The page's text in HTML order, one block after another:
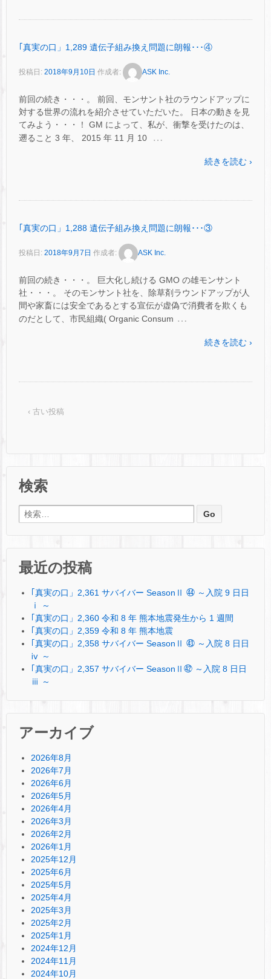
｢真実の口」1,289 遺伝子組み換え問題に朗報･･･④
投稿日: 2018年9月10日 作成者: ASK Inc.
前回の続き・・・。 前回、モンサント社のラウンドアップに
対する世界の流れを紹介させていただいた。 日本の動きを見
てみよう・・・！ GM によって、私が、衝撃を受けたのは、
遡ること 3 年、 2015 年 11 月 10
…
続きを読む ›
｢真実の口」1,288 遺伝子組み換え問題に朗報･･･③
投稿日: 2018年9月7日 作成者: ASK Inc.
前回の続き・・・。 巨大化し続ける GMO の雄モンサント
社・・・。 そのモンサント社を、除草剤ラウンドアップが人
間や家畜には安全であるとする宣伝が虚偽で消費者を欺くも
のだとして、市民組織( Organic Consum …
続きを読む ›
‹ 古い投稿
検索
検索:
最近の投稿
｢真実の口」2,361 サバイバー SeasonⅡ ㊹ ～入院 9 日日
ⅰ ～
｢真実の口」2,360 令和 8 年 熊本地震発生から 1 週間
｢真実の口」2,359 令和 8 年 熊本地震
｢真実の口」2,358 サバイバー SeasonⅡ ㊸ ～入院 8 日日
ⅳ ～
｢真実の口」2,357 サバイバー SeasonⅡ㊷ ～入院 8 日日
ⅲ ～
アーカイブ
2026年8月
2026年7月
2026年6月
2026年5月
2026年4月
2026年3月
2026年2月
2026年1月
2025年12月
2025年6月
2025年5月
2025年4月
2025年3月
2025年2月
2025年1月
2024年12月
2024年11月
2024年10月